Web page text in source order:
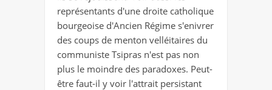
représentants d'une droite catholique
bourgeoise d'Ancien Régime s'enivrer
des coups de menton velléitaires du
communiste Tsipras n'est pas non
plus le moindre des paradoxes. Peut-
être faut-il y voir l'attrait persistant